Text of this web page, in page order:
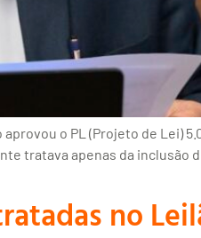
o PL (Projeto de Lei)
tratava apenas da inclusão
no